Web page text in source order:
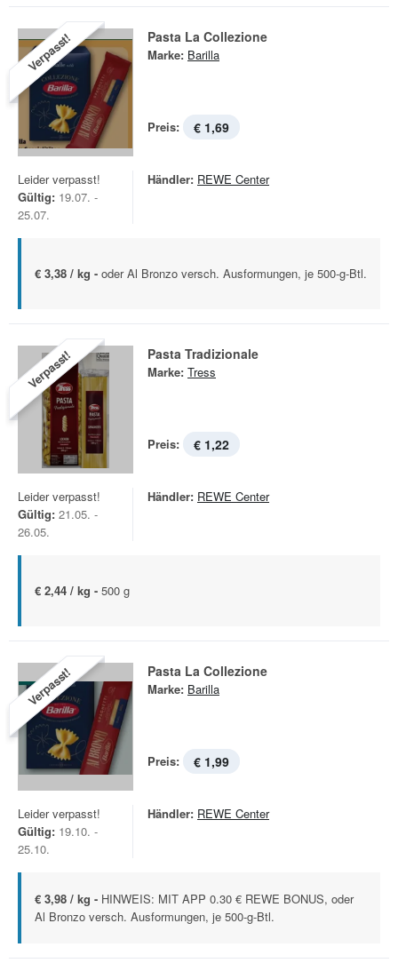
Verpasst! Pasta La Collezione
Marke: Barilla
Preis: € 1,69
Leider verpasst!
Gültig: 19.07. -
25.07.
Händler: REWE Center
€ 3,38 / kg - oder Al Bronzo versch. Ausformungen, je 500-g-Btl.
Verpasst! Pasta Tradizionale
Marke: Tress
Preis: € 1,22
Leider verpasst!
Gültig: 21.05. -
26.05.
Händler: REWE Center
€ 2,44 / kg - 500 g
Verpasst! Pasta La Collezione
Marke: Barilla
Preis: € 1,99
Leider verpasst!
Gültig: 19.10. -
25.10.
Händler: REWE Center
€ 3,98 / kg - HINWEIS: MIT APP 0.30 € REWE BONUS, oder
Al Bronzo versch. Ausformungen, je 500-g-Btl.